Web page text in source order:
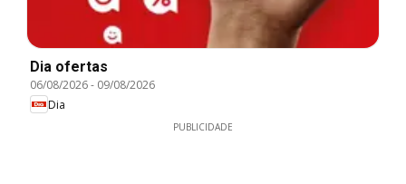
Dia ofertas
06/08/2026- 09/08/2026
Dia
PUBLICIDADE